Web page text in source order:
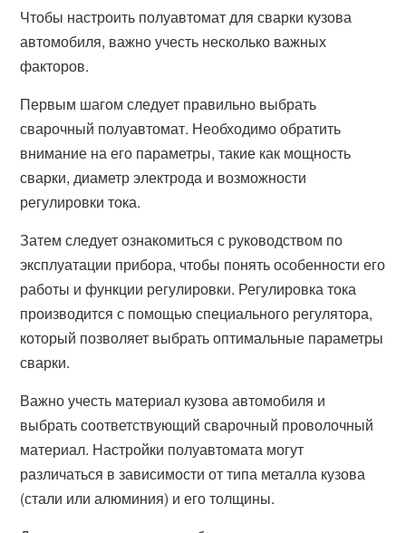
Чтобы настроить полуавтомат для сварки кузова
автомобиля, важно учесть несколько важных
факторов.
Первым шагом следует правильно выбрать
сварочный полуавтомат. Необходимо обратить
внимание на его параметры, такие как мощность
сварки, диаметр электрода и возможности
регулировки тока.
Затем следует ознакомиться с руководством по
эксплуатации прибора, чтобы понять особенности его
работы и функции регулировки. Регулировка тока
производится с помощью специального регулятора,
который позволяет выбрать оптимальные параметры
сварки.
Важно учесть материал кузова автомобиля и
выбрать соответствующий сварочный проволочный
материал. Настройки полуавтомата могут
различаться в зависимости от типа металла кузова
(стали или алюминия) и его толщины.